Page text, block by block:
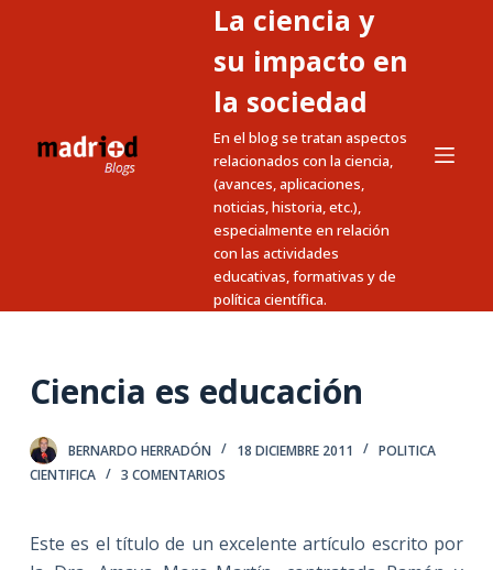
n
n
d
o
La ciencia y
su impacto en
la sociedad
En el blog se tratan aspectos
relacionados con la ciencia,
(avances, aplicaciones,
noticias, historia, etc.),
especialmente en relación
con las actividades
educativas, formativas y de
política científica.
Ciencia es educación
BERNARDO HERRADÓN 18 DICIEMBRE 2011
POLITICA
CIENTIFICA
3 COMENTARIOS
Este es el título de un excelente artículo escrito por